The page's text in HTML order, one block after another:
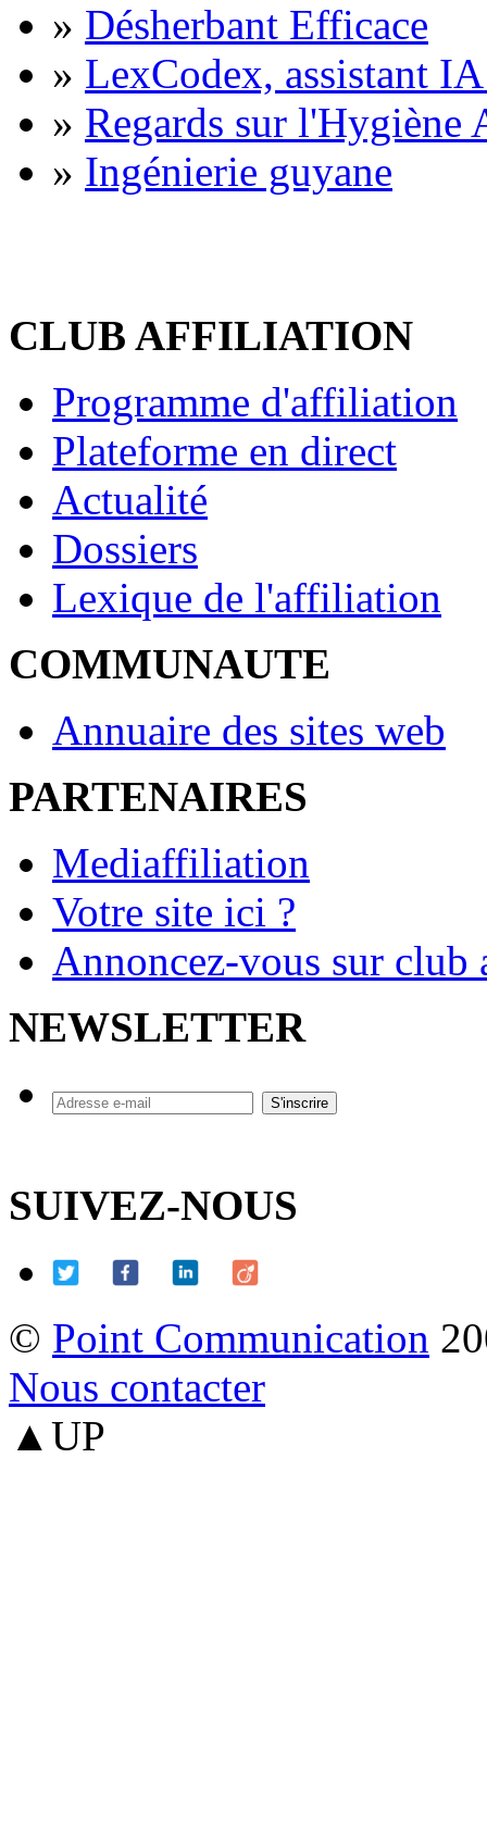
» Désherbant Efficace
» LexCodex, assistant
» Regards sur l'Hygiène
» Ingénierie guyane
CLUB AFFILIATION
Programme d'affiliation
Plateforme en direct
Actualité
Dossiers
Lexique de l'affiliation
COMMUNAUTE
Annuaire des sites web
PARTENAIRES
Mediaffiliation
Votre site ici ?
Annoncez-vous sur
NEWSLETTER
SUIVEZ-NOUS
© Point Communication
Nous contacter
▲UP